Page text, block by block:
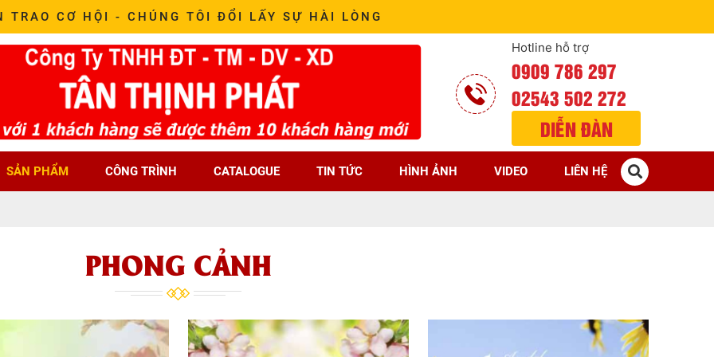
TRAO CƠ HỘI - CHÚNG TÔI ĐỔI LẤY SỰ HÀI LÒNG
Hotline hỗ trợ
0909 786 297
02543 502 272
DIỄN ĐÀN
SẢN PHẨM CÔNG TRÌNH CATALOGUE TIN TỨC HÌNH ẢNH VIDEO LIÊN HỆ
PHONG CẢNH